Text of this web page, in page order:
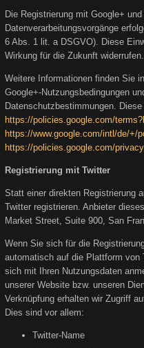
Die Registrierung mit Google+
Datenverarbeitungsvorgänge
6 Abs. 1 lit. a DSGVO). Diese
Wirkung für die Zukunft widerrufen.
Weitere Informationen finden Sie
Google+-Nutzungsbedingungen
Datenschutzbestimmungen.
https://policies.google.com/
https://www.google.com/intl/de/+/
https://policies.google.com/
Registrierung mit Twitter
Statt einer direkten Registrierung
Twitter registrieren. Anbieter
Market Street, Suite 900, San
Wenn Sie sich für die
automatisch auf die Plattform von
sich mit Ihren Nutzungsdaten
unserer Website bzw. unseren
Verknüpfung erhalten wir Zugriff
Dies sind vor allem:
Twitter-Name